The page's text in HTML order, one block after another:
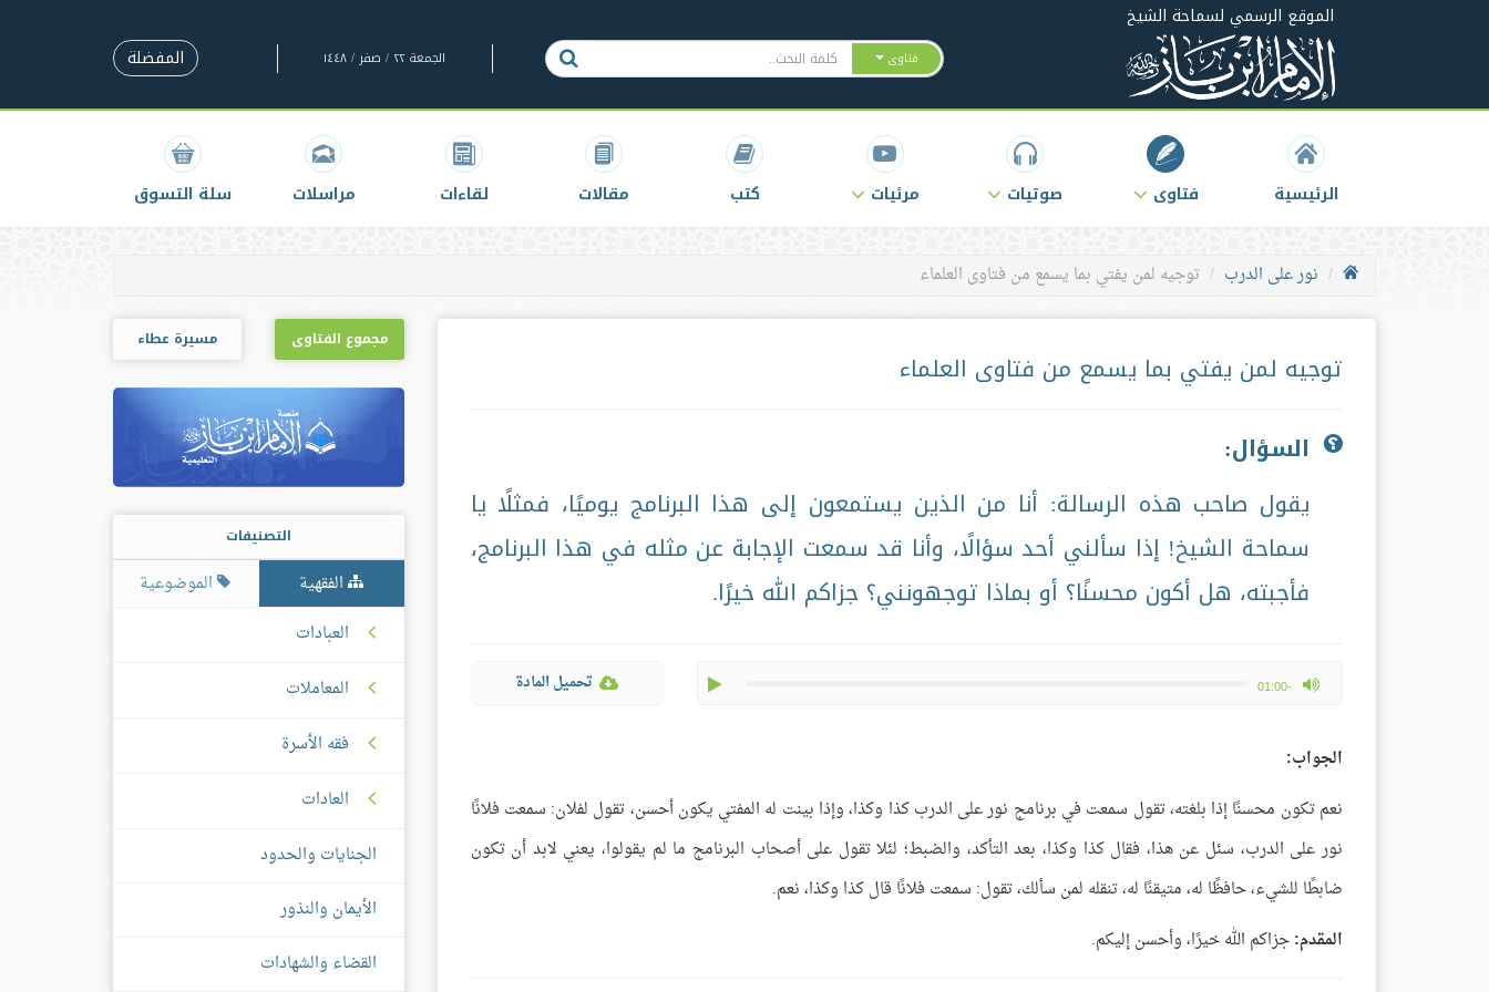
الموقع الرسمي لسماحة الشيخ
فتاوى الجمعة ٢٢ / صفر / ١٤٤٨ المفضلة
الرئيسية فتاوى صوتيات مرئيات كتب مقالات لقاءات مراسلات سلة التسوق
نور على الدرب توجيه لمن يفتي بما يسمع من فتاوى العلماء
توجيه لمن يفتي بما يسمع من فتاوى العلماء
السؤال:
يقول صاحب هذه الرسالة: أنا من الذين يستمعون إلى هذا البرنامج يوميًا، فمثلًا يا
سماحة الشيخ! إذا سألني أحد سؤالًا، وأنا قد سمعت الإجابة عن مثله في هذا البرنامج،
فأجبته، هل أكون محسنًا؟ أو بماذا توجهونني؟ جزاكم الله خيرًا.
-01:00
max volume تحميل المادة
الجواب:
نعم تكون محسنًا إذا بلغته، تقول سمعت في برنامج نور على الدرب كذا وكذا، وإذا بينت له المفتي يكون أحسن، تقول لفلان: سمعت فلانًا
نور على الدرب، سئل عن هذا، فقال كذا وكذا، بعد التأكد، والضبط؛ لئلا تقول على أصحاب البرنامج ما لم يقولوا، يعني لابد أن تكون
ضابطًا للشيء، حافظًا له، متيقنًا له، تنقله لمن سألك، تقول: سمعت فلانًا قال كذا وكذا، نعم.
المقدم:جزاكم الله خيرًا، وأحسن إليكم.
مجموع الفتاوى مسيرة عطاء
التصنيفات
الفقهية
الموضوعية
العبادات
المعاملات
فقه الأسرة
العادات
الجنايات والحدود
الأيمان والنذور
القضاء والشهادات